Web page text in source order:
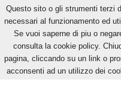
Home Tags Nazionale calcio
nazionale calcio
Questo sito o gli strumenti terzi
necessari al funzionamento ed
Se vuoi saperne di piu o
consulta la cookie policy.
pagina, cliccando su un link o
acconsenti ad un utilizzo dei